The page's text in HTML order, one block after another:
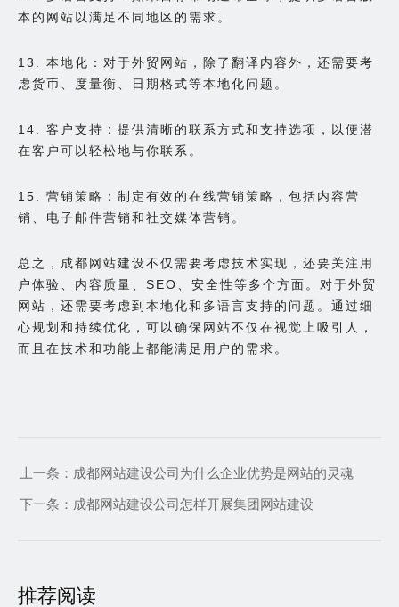
本的网站以满足不同地区的需求。
13. 本地化：对于外贸网站，除了翻译内容外，还需要考
虑货币、度量衡、日期格式等本地化问题。
14. 客户支持：提供清晰的联系方式和支持选项，以便潜
在客户可以轻松地与你联系。
15. 营销策略：制定有效的在线营销策略，包括内容营
销、电子邮件营销和社交媒体营销。
总之，成都网站建设不仅需要考虑技术实现，还要关注用
户体验、内容质量、SEO、安全性等多个方面。对于外贸
网站，还需要考虑到本地化和多语言支持的问题。通过细
心规划和持续优化，可以确保网站不仅在视觉上吸引人，
而且在技术和功能上都能满足用户的需求。
上一条： 成都网站建设公司为什么企业优势是网站的灵魂
下一条： 成都网站建设公司怎样开展集团网站建设
推荐阅读